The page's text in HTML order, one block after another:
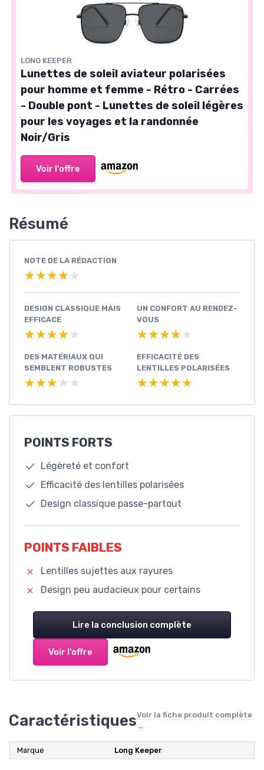
LONG KEEPER
Lunettes de soleil aviateur polarisées
pour homme et femme - Rétro - Carrées
- Double pont - Lunettes de soleil légères
pour les voyages et la randonnée
Noir/Gris
Voir l'offre
Résumé
NOTE DE LA RÉDACTION
★★★★★
★★★★★
DESIGN CLASSIQUE MAIS
EFFICACE
★★★★★
★★★★★
UN CONFORT AU RENDEZ-
VOUS
★★★★★
★★★★★
DES MATÉRIAUX QUI
SEMBLENT ROBUSTES
★★★★★
★★★★★
EFFICACITÉ DES
LENTILLES POLARISÉES
★★★★★
★★★★★
POINTS FORTS
Légèreté et confort
Efficacité des lentilles polarisées
Design classique passe-partout
POINTS FAIBLES
Lentilles sujettes aux rayures
Design peu audacieux pour certains
Lire la conclusion complète
Voir l'offre
CaractéristiquesVoir la fiche produit complète
→
Marque Long Keeper